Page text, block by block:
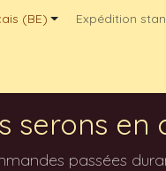
(BE) Expédition
serons en
passées